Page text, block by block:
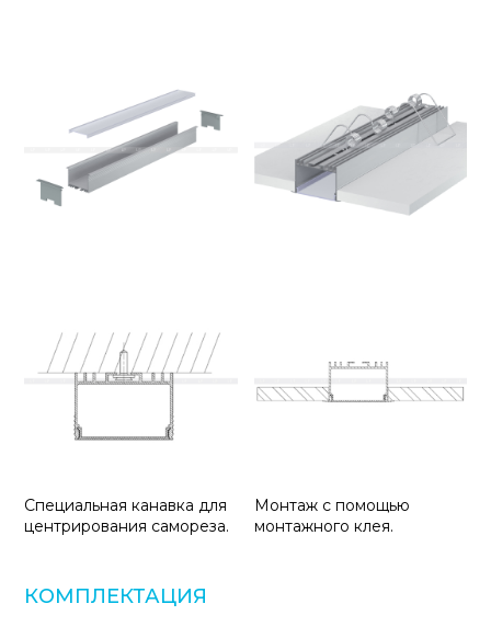
Специальная канавка для
центрирования самореза.
Монтаж с помощью
монтажного клея.
КОМПЛЕКТАЦИЯ